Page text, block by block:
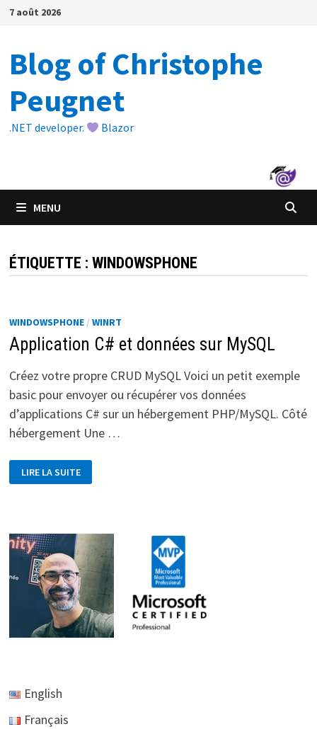
Passer
7 août 2026
Blog of Christophe
Peugnet
.NET developer. Blazor
MENU
ÉTIQUETTE : WINDOWSPHONE
WINDOWSPHONE/ WINRT
Application C# et données sur MySQL
Créez votre propre CRUD MySQL Voici un petit exemple
basic pour envoyer ou récupérer vos données
d’applications C# sur un hébergement PHP/MySQL. Côté
hébergement Une …
C#
ET
LIRE LA SUITE
English
Français